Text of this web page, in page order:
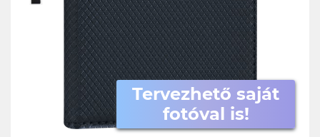
Tervezhető saját
fotóval is!